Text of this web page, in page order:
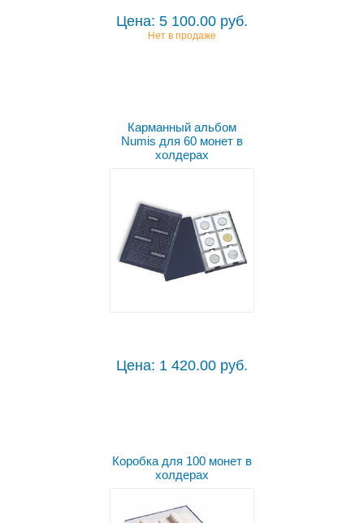
Цена: 5 100.00 руб.
Нет в продаже
Карманный альбом
Numis для 60 монет в
холдерах
Цена: 1 420.00 руб.
Коробка для 100 монет в
холдерах